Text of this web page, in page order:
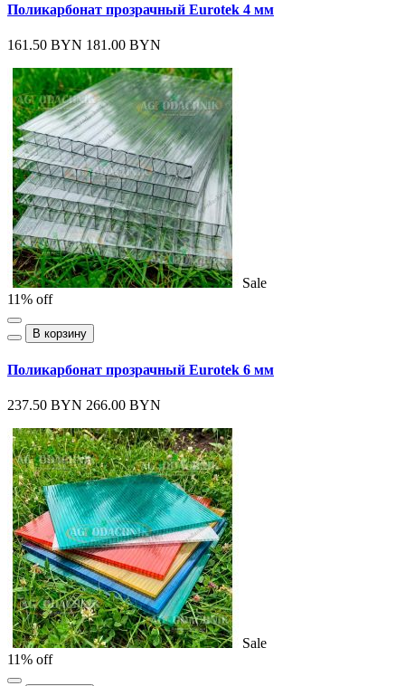
Поликарбонат прозрачный Eurotek 4 мм
161.50 BYN 181.00 BYN
Sale
11% off
В корзину
Поликарбонат прозрачный Eurotek 6 мм
237.50 BYN 266.00 BYN
Sale
11% off